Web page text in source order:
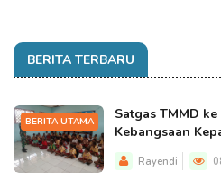
BERITA TERBARU
BERITA UTAMA
Satgas TMMD
Kebangsaan
Rayendi